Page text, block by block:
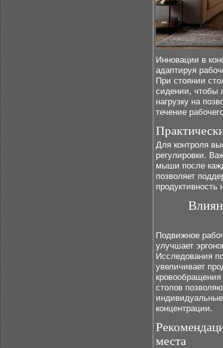
Инновации в
адаптируя
При стоянии
сидении, чтобы
нагрузку на
течение
Для контроля
регулировки.
мыши после
позволяет
Подвижное
улучшает
Исследования
увеличивает
столов
концентрации.
места